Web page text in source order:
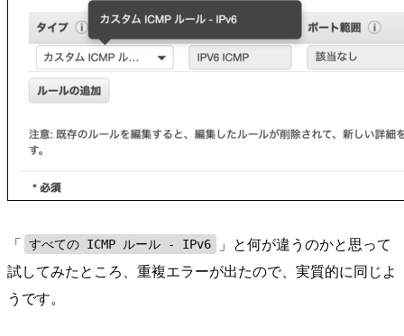
「 すべての ICMP ルール - IPv6
」と何が違うのかと思って
試してみたところ、重複エラーが出たので、実質的に同じよ
うです。